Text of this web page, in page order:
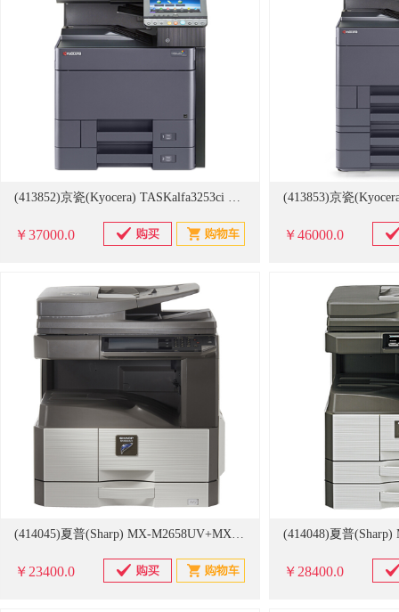
(413852)京瓷(Kyocera) TASKalfa3253ci 双面器+输稿器+双纸盒 A3彩色多功能数码复合机 黑色(单位：台)
￥37000.0 ￥46000.0
(414045)夏普(Sharp) MX-M2658UV+MX-RP19N 复印+网络打印+一层纸盒+双面送稿器 黑白数码复合机 白色(单位：台)
￥23400.0 ￥28400.0